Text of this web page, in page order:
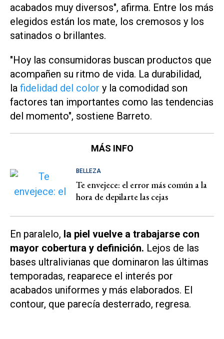
acabados muy diversos", afirma. Entre los más
elegidos están los mate, los cremosos y los
satinados o brillantes.
"Hoy las consumidoras buscan productos que
acompañen su ritmo de vida. La durabilidad,
la fidelidad del color y la comodidad son
factores tan importantes como las tendencias
del momento", sostiene Barreto.
MÁS INFO
BELLEZA
Te envejece: el error más común a la
hora de depilarte las cejas
En paralelo, la piel vuelve a trabajarse con
mayor cobertura y definición. Lejos de las
bases ultralivianas que dominaron las últimas
temporadas, reaparece el interés por
acabados uniformes y más elaborados. El
contour, que parecía desterrado, regresa.